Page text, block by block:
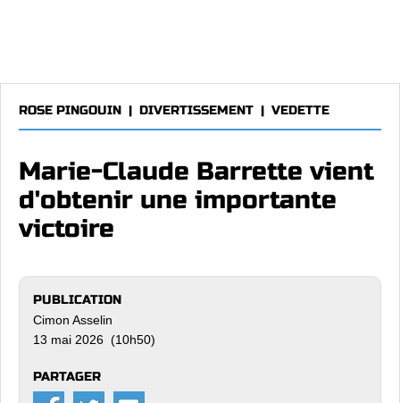
ROSE PINGOUIN | DIVERTISSEMENT | VEDETTE
Marie-Claude Barrette vient
d'obtenir une importante
victoire
PUBLICATION
Cimon Asselin
13 mai 2026 (10h50)
PARTAGER